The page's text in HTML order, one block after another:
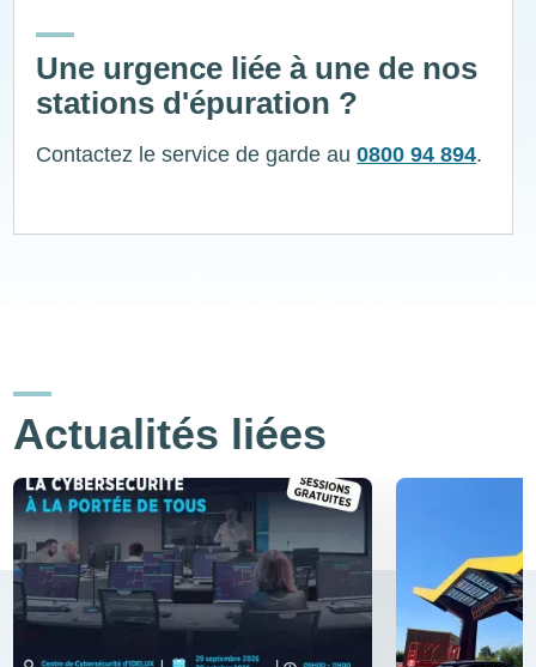
Une urgence liée à une de nos
stations d'épuration ?
Contactez le service de garde au0800 94 894.
Actualités liées